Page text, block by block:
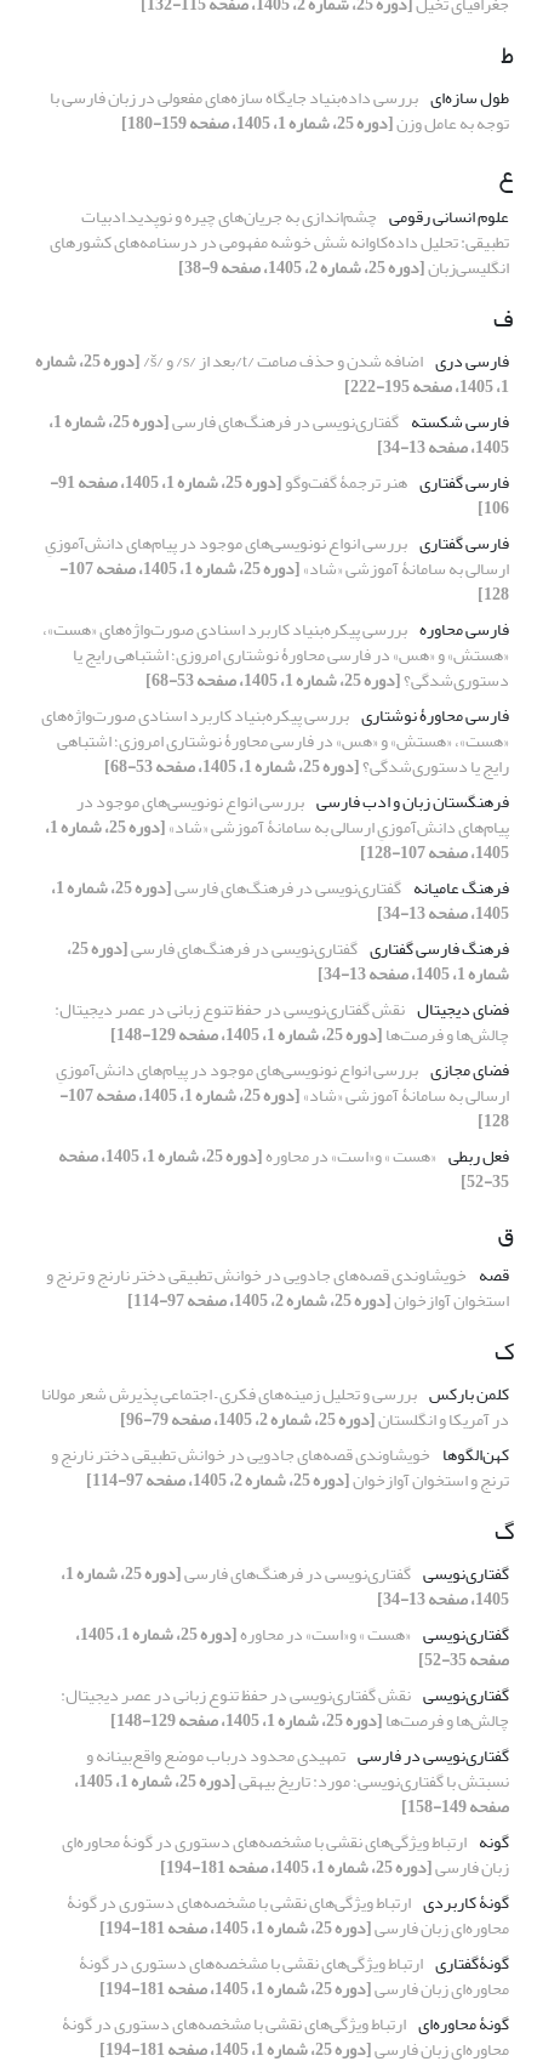
ط
طول سازه‌ای بررسی داده‌‌بنیاد جایگاه سازه‌های مفعولی در زبان فارسی با
توجه به عامل وزن[دوره 25، شماره 1، 1405، صفحه 159-180]
ع
علوم انسانی رقومی چشم‌اندازی به جریان‌های چیره و نوپدیدادبیات
تطبیقی: تحلیل داده‌کاوانه شش خوشه مفهومی در درسنامه‌های کشورهای
انگلیسی‌زبان[دوره 25، شماره 2، 1405، صفحه 9-38]
ف
فارسی دری اضافه شدن و حذف صامت/t/بعد از/s/و/
š
/ [دوره 25، شماره
1، 1405، صفحه 195-222]
فارسی شکسته گفتاری‌نویسی در فرهنگ‌های فارسی [دوره 25، شماره 1،
1405، صفحه 13-34]
فارسی گفتاری هنر ترجمۀ گفت‌وگو [دوره 25، شماره 1، 1405، صفحه 91-
106]
فارسی گفتاری بررسی انواع نونویسی‌های موجود در پیام‌های دانش‌آموزیِ
ارسالی به سامانۀ آموزشی «شاد» [دوره 25، شماره 1، 1405، صفحه 107-
128]
فارسی محاوره بررسی پیکره‌بنیاد کاربرد اسنادی صورت‌واژه‌های «هست»،
«هستش» و «هس» در فارسی محاورۀ نوشتاری امروزی؛ اشتباهی رایج یا
دستوری‌شدگی؟[دوره 25، شماره 1، 1405، صفحه 53-68]
فارسی محاورۀ نوشتاری بررسی پیکره‌بنیاد کاربرد اسنادی صورت‌واژه‌های
«هست»، «هستش» و «هس» در فارسی محاورۀ نوشتاری امروزی؛ اشتباهی
رایج یا دستوری‌شدگی؟[دوره 25، شماره 1، 1405، صفحه 53-68]
فرهنگستان زبان و ادب فارسی بررسی انواع نونویسی‌های موجود در
پیام‌های دانش‌آموزیِ ارسالی به سامانۀ آموزشی «شاد» [دوره 25، شماره 1،
1405، صفحه 107-128]
فرهنگ عامیانه گفتاری‌نویسی در فرهنگ‌های فارسی [دوره 25، شماره 1،
1405، صفحه 13-34]
فرهنگ فارسی گفتاری گفتاری‌نویسی در فرهنگ‌های فارسی [دوره 25،
شماره 1، 1405، صفحه 13-34]
فضای دیجیتال نقش گفتاری‌نویسی در حفظ تنوع زبانی در عصر دیجیتال:
چالش‌ها و فرصت‌ها[دوره 25، شماره 1، 1405، صفحه 129-148]
فضای مجازی بررسی انواع نونویسی‌های موجود در پیام‌های دانش‌آموزیِ
ارسالی به سامانۀ آموزشی «شاد» [دوره 25، شماره 1، 1405، صفحه 107-
128]
فعل ربطی «هست » و«است» در محاوره [دوره 25، شماره 1، 1405، صفحه
35-52]
ق
قصه خویشاوندی قصه‌های جادویی در خوانش تطبیقی دختر نارنج و ترنج و
استخوان آواز‌خوان[دوره 25، شماره 2، 1405، صفحه 97-114]
ک
کلمن بارکس بررسی و تحلیل زمینه‌های فکری – اجتماعی پذیرش شعر مولانا
در آمریکا و انگلستان[دوره 25، شماره 2، 1405، صفحه 79-96]
کهن‌الگوها خویشاوندی قصه‌های جادویی در خوانش تطبیقی دختر نارنج و
ترنج و استخوان آواز‌خوان[دوره 25، شماره 2، 1405، صفحه 97-114]
گ
گفتاری‌نویسی گفتاری‌نویسی در فرهنگ‌های فارسی [دوره 25، شماره 1،
1405، صفحه 13-34]
گفتاری‌نویسی «هست » و«است» در محاوره [دوره 25، شماره 1، 1405،
صفحه 35-52]
گفتاری‌نویسی نقش گفتاری‌نویسی در حفظ تنوع زبانی در عصر دیجیتال:
چالش‌ها و فرصت‌ها[دوره 25، شماره 1، 1405، صفحه 129-148]
گفتاری‌نویسی در فارسی تمهیدی محدود درباب موضع واقع‌بینانه و
نسبتش با گفتاری‌نویسی؛ مورد: تاریخ بیهقی [دوره 25، شماره 1، 1405،
صفحه 149-158]
گونه ارتباط ویژگی‌های نقشی با مشخصه‌های دستوریدر گونۀ محاوره‌ای
زبان فارسی[دوره 25، شماره 1، 1405، صفحه 181-194]
گونۀ کاربردی ارتباط ویژگی‌های نقشی با مشخصه‌های دستوریدر گونۀ
محاوره‌ای زبان فارسی[دوره 25، شماره 1، 1405، صفحه 181-194]
گونۀگفتاری ارتباط ویژگی‌های نقشی با مشخصه‌های دستوریدر گونۀ
محاوره‌ای زبان فارسی[دوره 25، شماره 1، 1405، صفحه 181-194]
گونۀ محاوره‌ای ارتباط ویژگی‌های نقشی با مشخصه‌های دستوریدر گونۀ
محاوره‌ای زبان فارسی[دوره 25، شماره 1، 1405، صفحه 181-194]